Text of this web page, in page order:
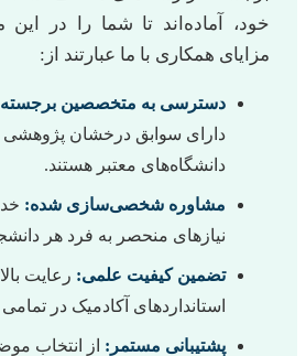
خود، آماده‌اند تا شما را در این
مزایای همکاری با ما عبارتند از:
دسترسی به متخصصین
دارای سوابق درخشان پژوهشی
دانشگاه‌های معتبر هستند.
مشاوره شخصی‌سازی شده:
نیازهای منحصر به فرد هر
تضمین کیفیت علمی: رعایت
استانداردهای آکادمیک در
پشتیبانی مستمر: از انتخاب